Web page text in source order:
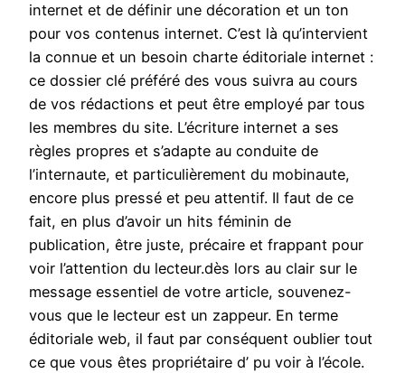
internet et de définir une décoration et un ton
pour vos contenus internet. C’est là qu’intervient
la connue et un besoin charte éditoriale internet :
ce dossier clé préféré des vous suivra au cours
de vos rédactions et peut être employé par tous
les membres du site. L’écriture internet a ses
règles propres et s’adapte au conduite de
l’internaute, et particulièrement du mobinaute,
encore plus pressé et peu attentif. Il faut de ce
fait, en plus d’avoir un hits féminin de
publication, être juste, précaire et frappant pour
voir l’attention du lecteur.dès lors au clair sur le
message essentiel de votre article, souvenez-
vous que le lecteur est un zappeur. En terme
éditoriale web, il faut par conséquent oublier tout
ce que vous êtes propriétaire d’ pu voir à l’école.